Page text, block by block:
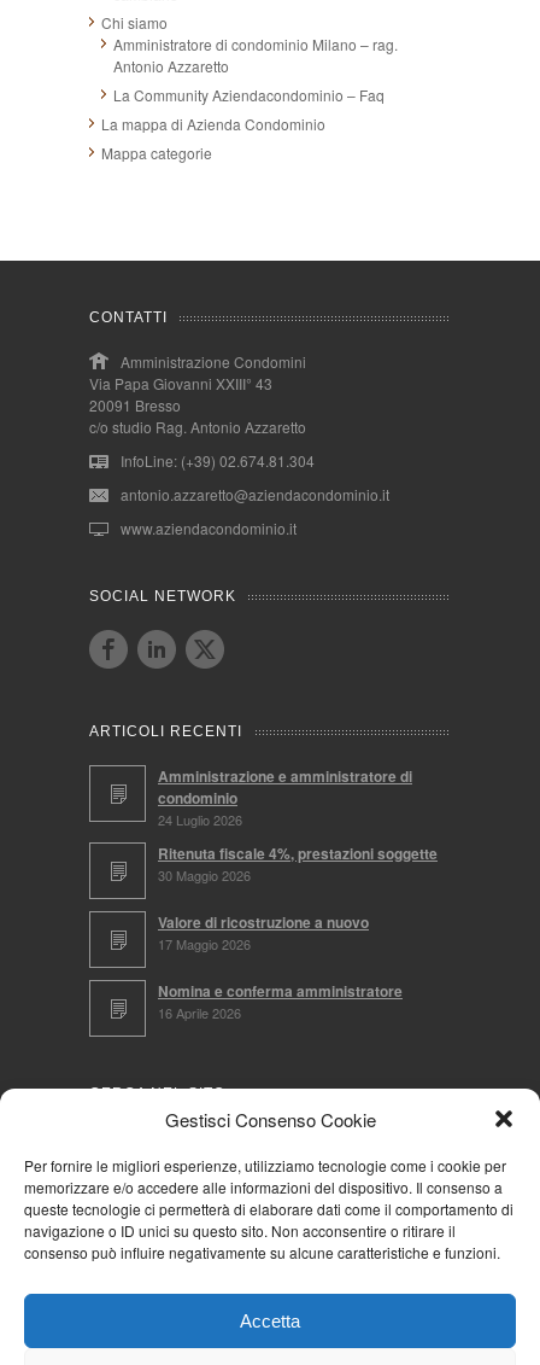
Gestisci Consenso Cookie
Per fornire le migliori esperienze, utilizziamo tecnologie come i cookie per
memorizzare e/o accedere alle informazioni del dispositivo. Il consenso a
queste tecnologie ci permetterà di elaborare dati come il comportamento di
navigazione o ID unici su questo sito. Non acconsentire o ritirare il
consenso può influire negativamente su alcune caratteristiche e funzioni.
Accetta
Chi siamo
Amministratore di condominio Milano – rag.
Antonio Azzaretto
La Community Aziendacondominio – Faq
La mappa di Azienda Condominio
Mappa categorie
CONTATTI
Amministrazione Condomini
Via Papa Giovanni XXIII° 43
20091 Bresso
c/o studio Rag. Antonio Azzaretto
InfoLine: (+39) 02.674.81.304
antonio.azzaretto@aziendacondominio.it
www.aziendacondominio.it
SOCIAL NETWORK
ARTICOLI RECENTI
Amministrazione e amministratore di
condominio
24 Luglio 2026
Ritenuta fiscale 4%, prestazioni soggette
30 Maggio 2026
Valore di ricostruzione a nuovo
17 Maggio 2026
Nomina e conferma amministratore
16 Aprile 2026
CERCA NEL SITO
NAVIGA PER
Mappa completa
Cookie Policy (UE)